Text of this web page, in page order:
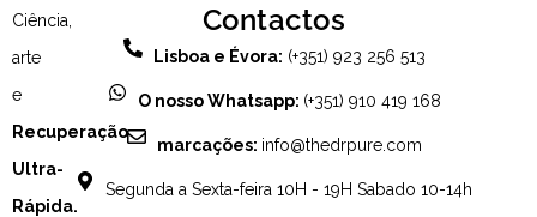
Ciência,
arte
e
Recuperação
Ultra-
Rápida.
Contactos
Lisboa e Évora: (+351) 923 256 513
O nosso Whatsapp: (+351) 910 419 168
marcações: info@thedrpure.com
Segunda a Sexta-feira 10H - 19H Sabado 10-14h